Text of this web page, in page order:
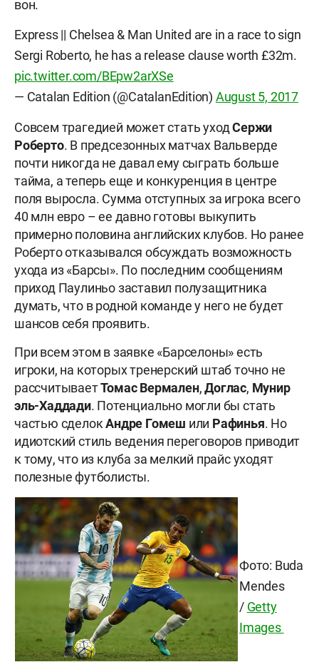
вон.
Express || Chelsea & Man United are in a race to sign
Sergi Roberto, he has a release clause worth £32m.
pic.twitter.com/BEpw2arXSe
— Catalan Edition (@CatalanEdition) August 5, 2017
Совсем трагедией может стать уходСержи
Роберто. В предсезонных матчах Вальверде
почти никогда не давал ему сыграть больше
тайма, а теперь еще и конкуренция в центре
поля выросла. Сумма отступных за игрока всего
40 млн евро – ее давно готовы выкупить
примерно половина английских клубов. Но ранее
Роберто отказывался обсуждать возможность
ухода из «Барсы». По последним сообщениям
приход Паулиньо заставил полузащитника
думать, что в родной команде у него не будет
шансов себя проявить.
При всем этом в заявке «Барселоны» есть
игроки, на которых тренерский штаб точно не
рассчитываетТомас Вермален,Доглас, Мунир
эль-Хаддади. Потенциально могли бы стать
частью сделокАндре Гомеш или Рафинья. Но
идиотский стиль ведения переговоров приводит
к тому, что из клуба за мелкий прайс уходят
полезные футболисты.
Фото: Buda
Mendes
/ Getty
Images